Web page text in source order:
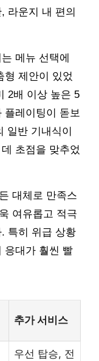
라운지 내 편의
메뉴 선택에
형 제안이 있었
2배 이상 높은 5
플레이팅이 돋보
일반 기내식이
초점을 맞추었
대체로 만족스
여유롭고 적극
특히 위급 상황
응대가 훨씬 빨
추가 서비스
우선 탑승, 전